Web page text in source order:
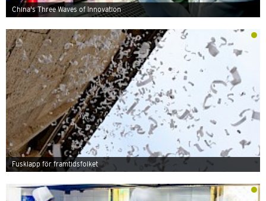
China's Three Waves of Innovation
Fusklapp för framtidsfolket